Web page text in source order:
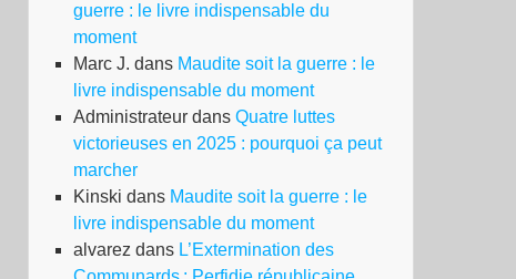
guerre : le livre indispensable du
moment
Marc J. dans Maudite soit la guerre : le
livre indispensable du moment
Administrateur dans Quatre luttes
victorieuses en 2025 : pourquoi ça peut
marcher
Kinski dans Maudite soit la guerre : le
livre indispensable du moment
alvarez dans L’Extermination des